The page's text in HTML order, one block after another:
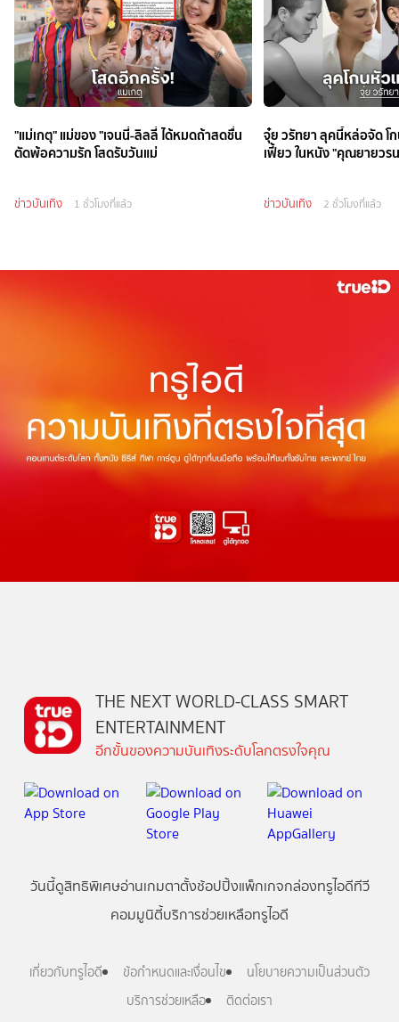
"แม่เกตุ" แม่ของ "เจนนี่-ลิลลี่ ได้หมดถ้าสดชื่น
ตัดพ้อความรัก โสดรับวันแม่
ข่าวบันเทิง 1 ชั่วโมงที่แล้ว
จุ๋ย วรัทยา ลุคนี้หล่อจัด
เฟี้ยว ในหนัง "คุณยายวร
ข่าวบันเทิง 2 ชั่วโมงที่แล้ว
THE NEXT WORLD-CLASS SMART
ENTERTAINMENT
อีกขั้นของความบันเทิงระดับโลกตรงใจคุณ
วันนี้ดูสิทธิพิเศษอ่านเกมตาตั้งช้อปปิ้งแพ็กเกจกล่องทรูไอดีทีวี
คอมมูนิตี้บริการช่วยเหลือทรูไอดี
เกี่ยวกับทรูไอดี ข้อกำหนดและเงื่อนไข
นโยบายความเป็นส่วนตัว
บริการช่วยเหลือ
ติดต่อเรา